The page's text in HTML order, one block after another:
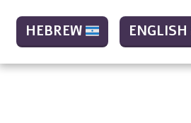
ENGLISH
HEBREW